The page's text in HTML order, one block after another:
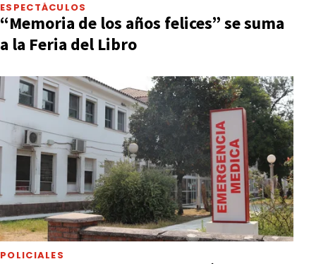
ESPECTÁCULOS
“Memoria de los años felices” se suma
a la Feria del Libro
POLICIALES